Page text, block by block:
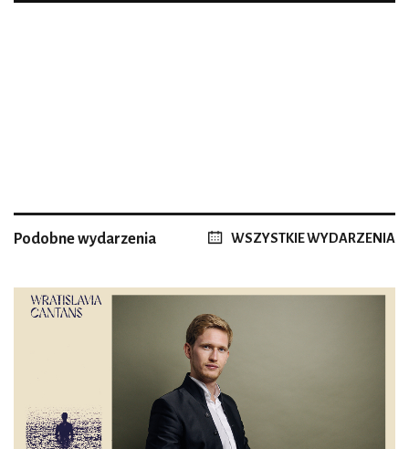
Podobne wydarzenia WSZYSTKIE WYDARZENIA